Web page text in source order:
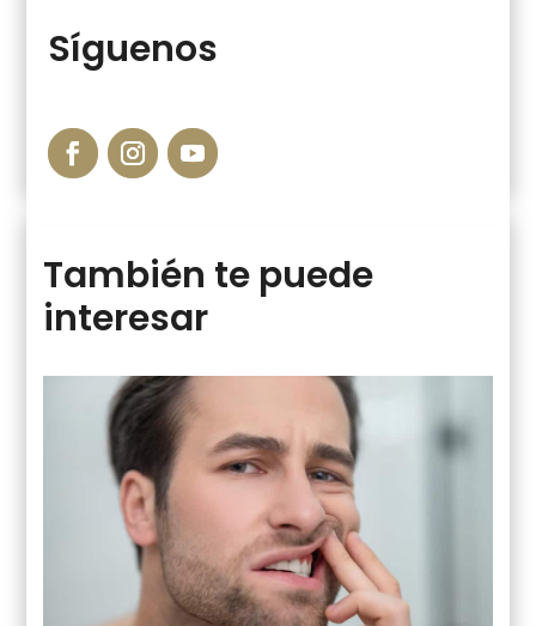
Síguenos
También te puede
interesar